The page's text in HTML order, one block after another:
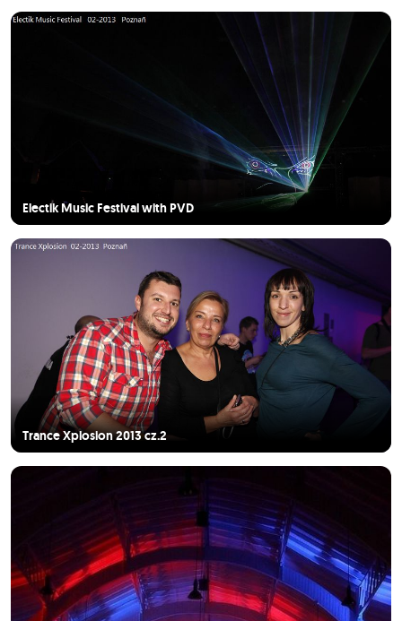
Electik Music Festival with PVD
Trance Xplosion 2013 cz.2